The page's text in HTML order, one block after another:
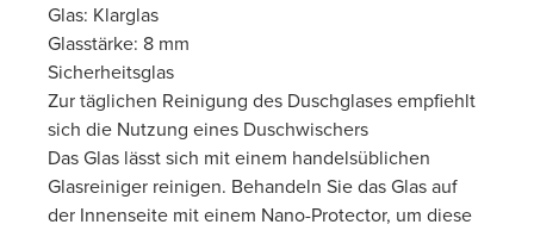
Glas: Klarglas
Glasstärke: 8 mm
Sicherheitsglas
Zur täglichen Reinigung des Duschglases empfiehlt
sich die Nutzung eines Duschwischers
Das Glas lässt sich mit einem handelsüblichen
Glasreiniger reinigen. Behandeln Sie das Glas auf
der Innenseite mit einem Nano-Protector, um diese